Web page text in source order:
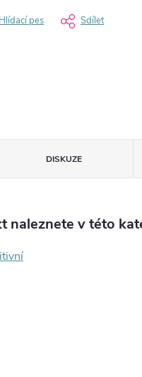
Hlídací pes Sdílet
DISKUZE
naleznete v této